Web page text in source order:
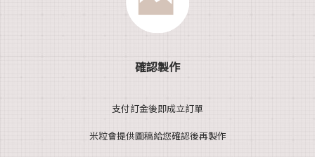
確認製作
支付訂金後即成立訂單
米粒會提供圖稿給您確認後再製作